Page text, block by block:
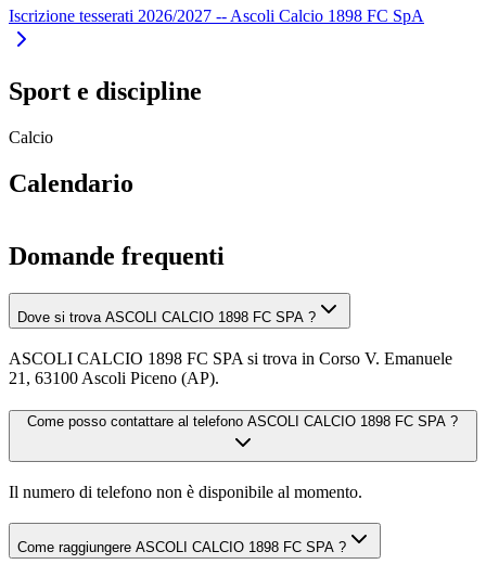
Iscrizione tesserati 2026/2027 -- Ascoli Calcio 1898 FC SpA
Sport e discipline
Calcio
Calendario
Domande frequenti
Dove si trova ASCOLI CALCIO 1898 FC SPA ?
ASCOLI CALCIO 1898 FC SPA si trova in Corso V. Emanuele
21, 63100 Ascoli Piceno (AP).
Come posso contattare al telefono ASCOLI CALCIO 1898 FC SPA ?
Il numero di telefono non è disponibile al momento.
Come raggiungere ASCOLI CALCIO 1898 FC SPA ?